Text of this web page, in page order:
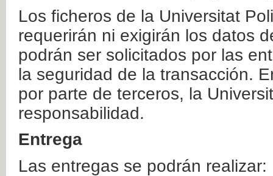
Los ficheros de la Universitat
requerirán ni exigirán los datos
podrán ser solicitados por las
la seguridad de la transacción.
por parte de terceros, la
responsabilidad.
Entrega
Las entregas se podrán realizar: